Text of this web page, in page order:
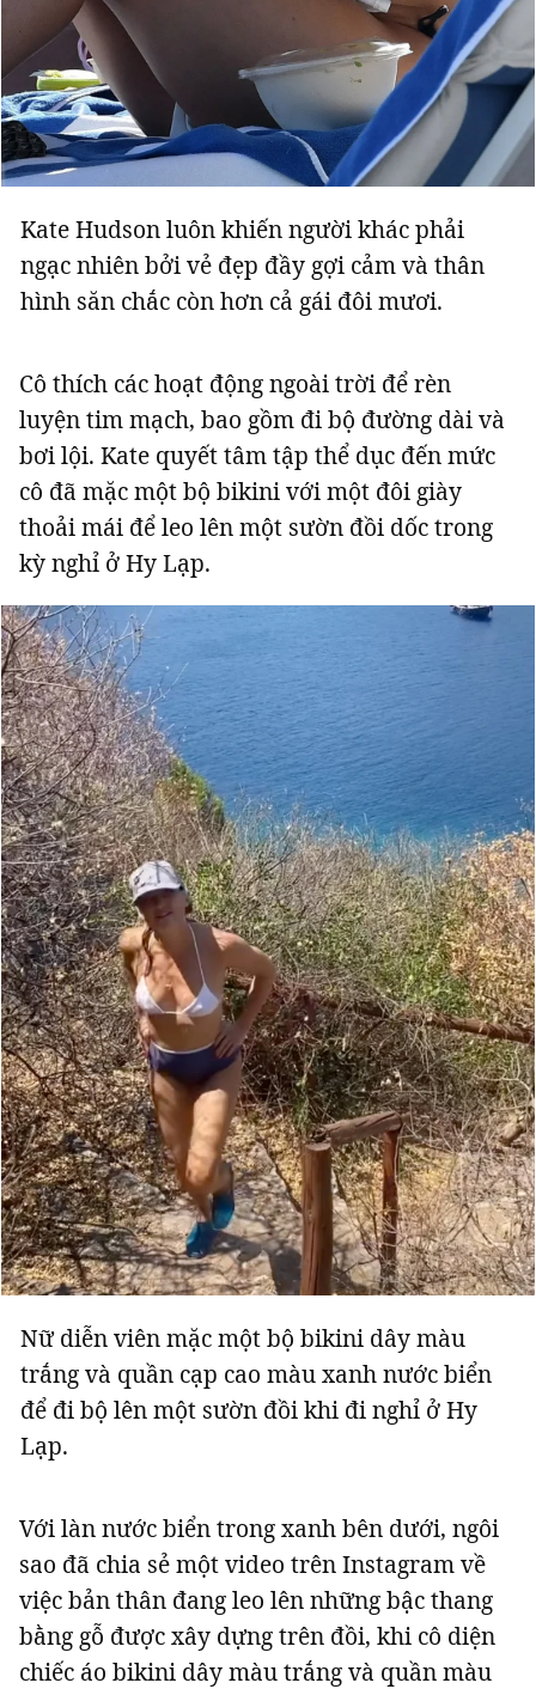
Kate Hudson luôn khiến người khác phải
ngạc nhiên bởi vẻ đẹp đầy gợi cảm và thân
hình săn chắc còn hơn cả gái đôi mươi.
Cô thích các hoạt động ngoài trời để rèn
luyện tim mạch, bao gồm đi bộ đường dài và
bơi lội. Kate quyết tâm tập thể dục đến mức
cô đã mặc một bộ bikini với một đôi giày
thoải mái để leo lên một sườn đồi dốc trong
kỳ nghỉ ở Hy Lạp.
Nữ diễn viên mặc một bộ bikini dây màu
trắng và quần cạp cao màu xanh nước biển
để đi bộ lên một sườn đồi khi đi nghỉ ở Hy
Lạp.
Với làn nước biển trong xanh bên dưới, ngôi
sao đã chia sẻ một video trên Instagram về
việc bản thân đang leo lên những bậc thang
bằng gỗ được xây dựng trên đồi, khi cô diện
chiếc áo bikini dây màu trắng và quần màu